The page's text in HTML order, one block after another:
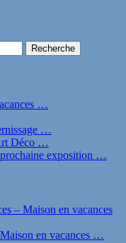
…
…
Déco …
exposition …
– Maison en vacances
en vacances …